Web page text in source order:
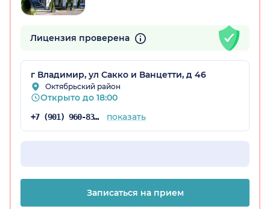
обл.)
Лицензия проверена
г Владимир, ул Сакко и Ванцетти, д 46
Октябрьский район
Открыто до 18:00
+7 (901) 960-83-53 показать
Записаться на прием